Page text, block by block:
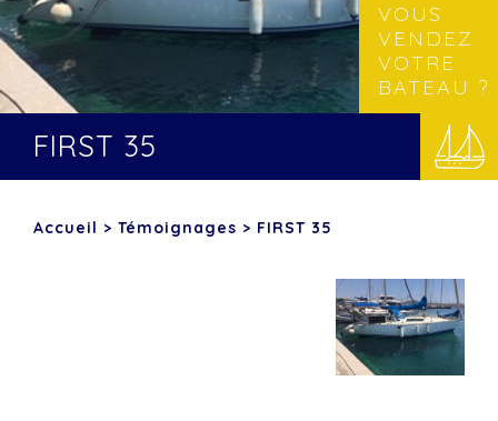
VOUS
VENDEZ
VOTRE
BATEAU ?
FIRST 35
Accueil > Témoignages > FIRST 35